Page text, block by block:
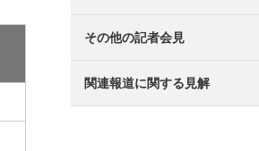
その他の記者会見
関連報道に関する見解